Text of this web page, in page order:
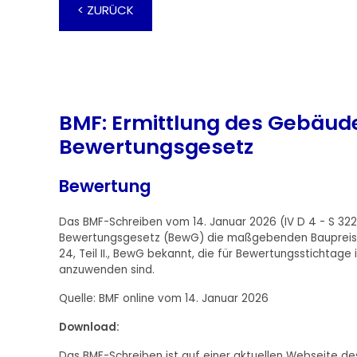
< ZURÜCK
BMF: Ermittlung des
Bewertungsgesetz
Bewertung
Das BMF-Schreiben vom 14. Januar 2026 (IV D 4 - S
Bewertungsgesetz (BewG) die maßgebenden
24, Teil II., BewG bekannt, die für
anzuwenden sind.
Quelle: BMF online vom 14. Januar 2026
Download: